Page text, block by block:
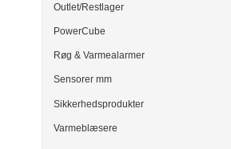
Outlet/Restlager
PowerCube
Røg & Varmealarmer
Sensorer mm
Sikkerhedsprodukter
Varmeblæsere